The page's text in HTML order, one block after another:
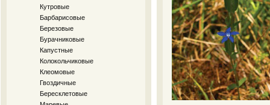
Кутровые
Барбарисовые
Березовые
Бурачниковые
Капустные
Колокольчиковые
Клеомовые
Гвоздичные
Бересклетовые